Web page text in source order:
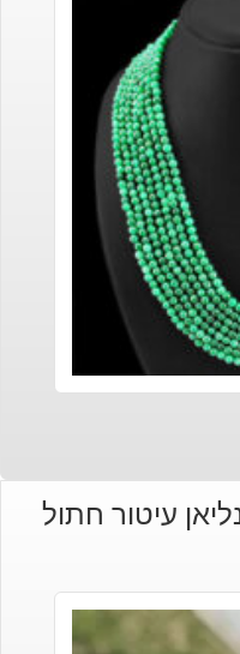
עיטור חתול